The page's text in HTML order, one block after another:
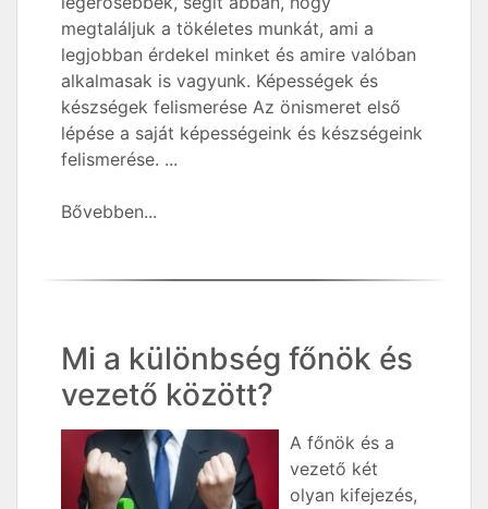
megtaláljuk a tökéletes munkát, ami a
legjobban érdekel minket és amire valóban
alkalmasak is vagyunk. Képességek és
készségek felismerése Az önismeret első
lépése a saját képességeink és készségeink
felismerése. ...
Bővebben...
Mi a különbség főnök és
vezető között?
A főnök és a
vezető két
olyan kifejezés,